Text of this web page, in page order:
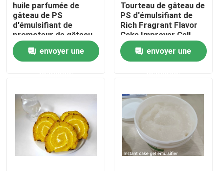
Produits
Vidéos
À propos de nous
Visite d'usine
huile parfumée de
gâteau de PS
d'émulsifiant de
promoteur de gâteau
de saveur 5kg/baril ou
20kg/barilenvoyer une
Tourteau de gâteau de
PS d'émulsifiant de
Rich Fragrant Flavor
Cake Improver Gell
5kg ou 20kg/baril
envoyer une